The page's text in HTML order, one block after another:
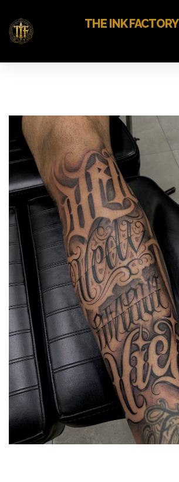
THE INK FACTORY